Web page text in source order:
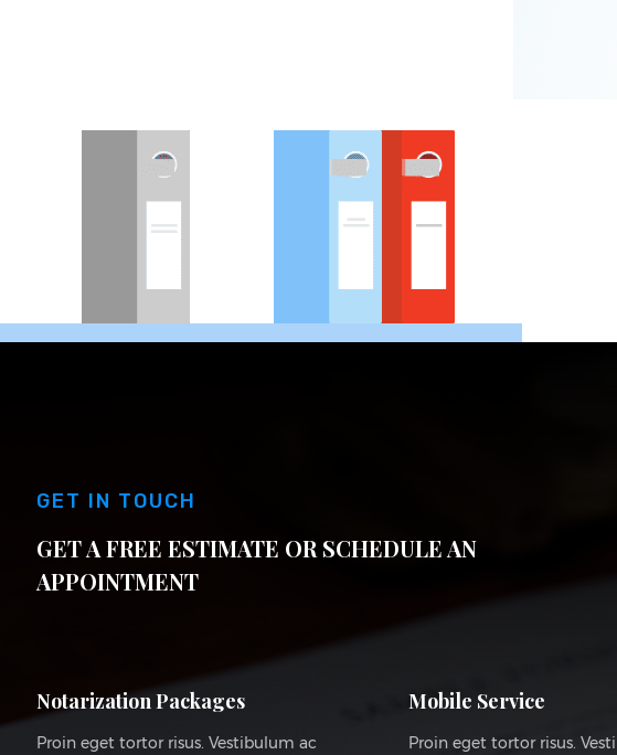
GET IN TOUCH
GET A FREE ESTIMATE OR SCHEDULE AN
APPOINTMENT
Notarization Packages
Proin eget tortor risus. Vestibulum ac
Mobile Service
Proin eget tortor risus.